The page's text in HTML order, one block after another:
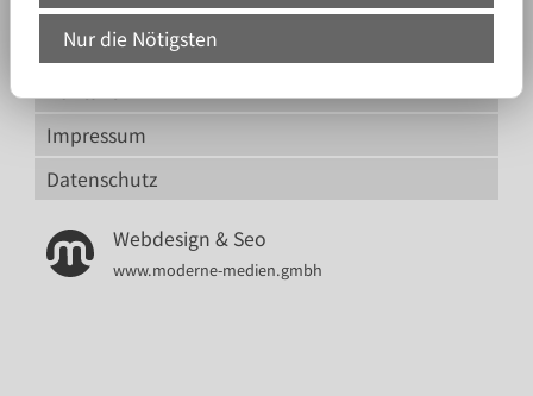
Kontakt
Impressum
Datenschutz
Webdesign & Seo
www.moderne-medien.gmbh
Nur die Nötigsten